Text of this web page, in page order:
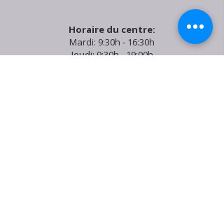
Horaire du centre:
Mardi: 9:30h - 16:30h
Jeudi: 9:30h - 19:00h